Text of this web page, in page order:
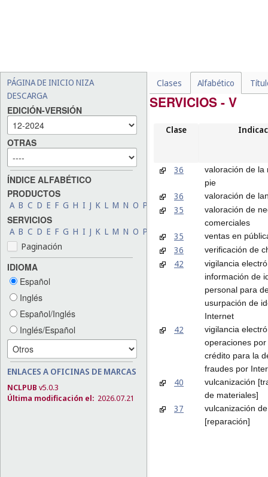
PÁGINA DE INICIO NIZA
DESCARGA
EDICIÓN-VERSIÓN
OTRAS
ÍNDICE ALFABÉTICO
PRODUCTOS
A B C D E F G H I J K L M N O P S T W Y Z
SERVICIOS
A B C D E F G H I J K L M N O P S T X
Paginación
IDIOMA
Español
Inglés
Español/Inglés
Inglés/Español
ENLACES A OFICINAS DE MARCAS
NCLPUB v5.0.3
Última modificación el: 2026.07.21
Clases Alfabético
SERVICIOS - V
Clase
36
valoración de la
pie
36 valoración de
35
valoración de
comerciales
35 ventas en
36 verificación de
42
vigilancia
información de
personal para
usurpación de
Internet
42
vigilancia
operaciones
crédito para la
fraudes por
40
vulcanización
de materiales]
37
vulcanización
[reparación]